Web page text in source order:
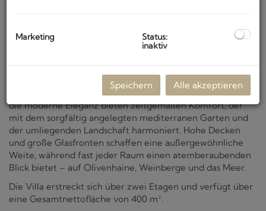
Weinberge, Olivenhaine und das endlose blaue Meer.
modernen Komfort
Die Villa befindet sich auf einem 2.500 m2 großen
Baugrundstück. Die mediterrane Architektur der Villa und
die moderne Eleganz bieten zeitgemäßen Komfort, der
mit dem sorgfältig angelegten mediterranen Garten und
der umliegenden Landschaft harmoniert. Hohe Decken
und große Glasfronten schaffen eine außergewöhnliche
Weite, während fast jeder Raum einen atemberaubenden
Blick bietet – auf Olivenhaine, Weinberge und das Meer.
Die Villa erstreckt sich über zwei Etagen und verfügt über
eine Gesamtnettofläche von 400 m².
Marketing
Status:
inaktiv
Speichern Alle akzeptieren